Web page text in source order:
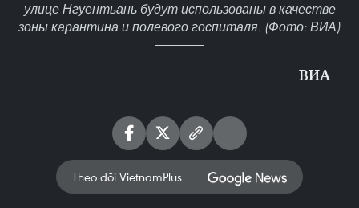
улице Нгуентьань будут использованы в качестве
зоны карантина и полевого госпиталя. (Фото: ВИА)
ВИА
Theo dõi VietnamPlus